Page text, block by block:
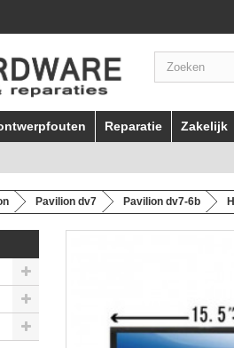
Reparatie Zakelijk
Pavilion dv7 Pavilion dv7-6b